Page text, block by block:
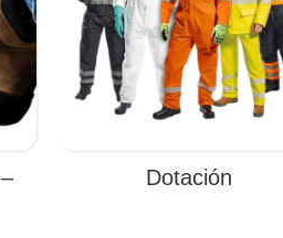
Dotación